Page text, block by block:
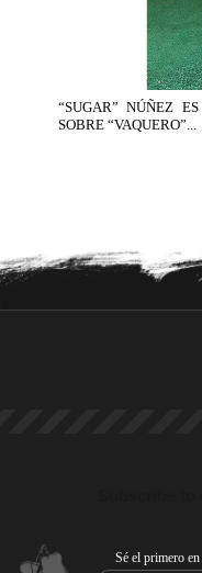
“SUGAR” NÚÑEZ
SOBRE “VAQUERO”...
Sé el primero